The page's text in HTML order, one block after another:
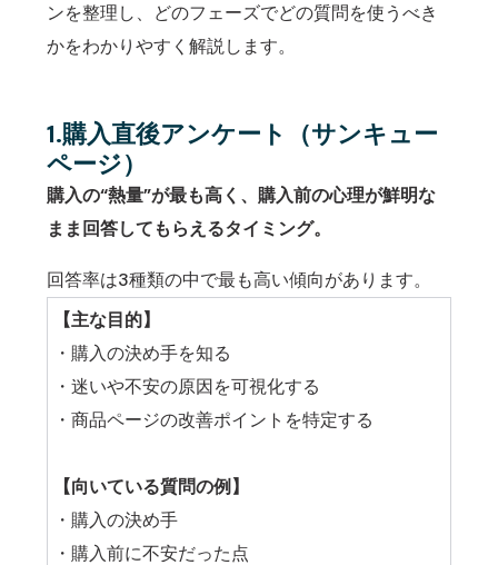
ンを整理し、どのフェーズでどの質問を使うべき
かをわかりやすく解説します。
1.購入直後アンケート（サンキュー
ページ）
購入の“熱量”が最も高く、購入前の心理が鮮明な
まま回答してもらえるタイミング。
回答率は3種類の中で最も高い傾向があります。
【主な目的】
・購入の決め手を知る
・迷いや不安の原因を可視化する
・商品ページの改善ポイントを特定する
【向いている質問の例】
・購入の決め手
・購入前に不安だった点